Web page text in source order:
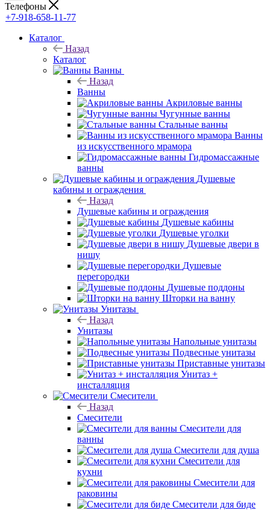
Телефоны
+7-918-658-11-77
Каталог
Назад
Каталог
Ванны
Назад
Ванны
Акриловые ванны
Чугунные ванны
Стальные ванны
Ванны
из искусственного мрамора
Гидромассажные
ванны
Душевые
кабины и ограждения
Назад
Душевые кабины и ограждения
Душевые кабины
Душевые уголки
Душевые двери в
нишу
Душевые
перегородки
Душевые поддоны
Шторки на ванну
Унитазы
Назад
Унитазы
Напольные унитазы
Подвесные унитазы
Приставные унитазы
Унитаз +
инсталляция
Смесители
Назад
Смесители
Смесители для
ванны
Смесители для душа
Смесители для
кухни
Смесители для
раковины
Смесители для биде